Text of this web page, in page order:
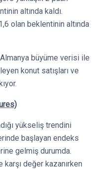
altında kaldı.
olan beklentinin altında
büyüme verisi ile
konut satışları ve
yükseliş trendini
başlayan endeks
gelmiş durumda.
değer kazanırken